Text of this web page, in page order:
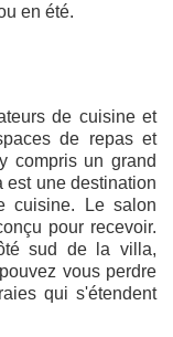
en été.
de cuisine et
de repas et
compris un grand
une destination
cuisine. Le salon
pour recevoir.
sud de la villa,
vous perdre
qui s'étendent